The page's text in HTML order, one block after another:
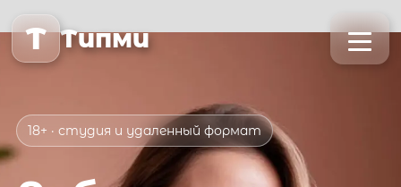
T Типми
18+ · студия и удаленный формат